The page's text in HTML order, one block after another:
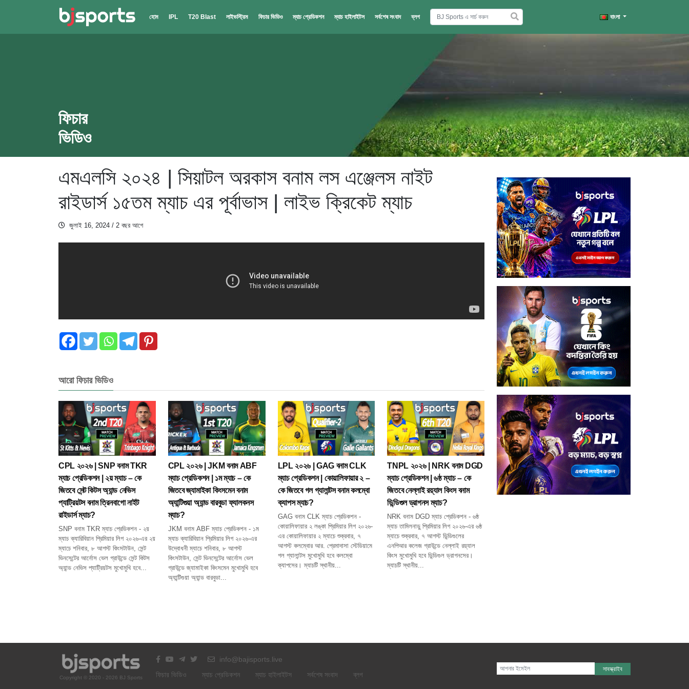
Skip to main content
হোম IPL T20 Blast লাইভস্ট্রিম ফিচার ভিডিও ম্যাচ প্রেডিকশন ম্যাচ হাইলাইটস সর্বশেষ সংবাদ ব্লগ বাংলা
ফিচার
ভিডিও
এমএলসি ২০২৪ | সিয়াটল অরকাস বনাম লস এঞ্জেলস নাইট
রাইডার্স ১৫তম ম্যাচ এর পূর্বাভাস | লাইভ ক্রিকেট ম্যাচ
জুলাই 16, 2024 / 2 বছর আগে
আরো ফিচার ভিডিও
CPL ২০২৬ | SNP বনাম TKR
ম্যাচ প্রেডিকশন | ২য় ম্যাচ – কে
জিতবে সেন্ট কিটস অ্যান্ড নেভিস
প্যাট্রিয়টস বনাম ত্রিনবাগো নাইট
রাইডার্স ম্যাচ?
SNP বনাম TKR ম্যাচ প্রেডিকশন - ২য়
ম্যাচ ক্যারিবিয়ান প্রিমিয়ার লিগ ২০২৬-এর ২য়
ম্যাচে শনিবার, ৮ আগস্ট কিংসটাউন, সেন্ট
ভিনসেন্টের আর্নোস ভেল গ্রাউন্ডে সেন্ট কিটস
অ্যান্ড নেভিস প্যাট্রিয়টস মুখোমুখি হবে...
CPL ২০২৬ | JKM বনাম ABF
ম্যাচ প্রেডিকশন | ১ম ম্যাচ – কে
জিতবে জ্যামাইকা কিংসমেন বনাম
অ্যান্টিগুয়া অ্যান্ড বারবুডা ফ্যালকনস
ম্যাচ?
JKM বনাম ABF ম্যাচ প্রেডিকশন - ১ম
ম্যাচ ক্যারিবিয়ান প্রিমিয়ার লিগ ২০২৬-এর
উদ্বোধনী ম্যাচে শনিবার, ৮ আগস্ট
কিংসটাউন, সেন্ট ভিনসেন্টের আর্নোস ভেল
গ্রাউন্ডে জ্যামাইকা কিংসমেন মুখোমুখি হবে
অ্যান্টিগুয়া অ্যান্ড বারবুডা...
LPL ২০২৬ | GAG বনাম CLK
ম্যাচ প্রেডিকশন | কোয়ালিফায়ার ২ –
কে জিতবে গল গ্যালান্টস বনাম কলম্বো
ক্যাপস ম্যাচ?
GAG বনাম CLK ম্যাচ প্রেডিকশন -
কোয়ালিফায়ার ২ লঙ্কা প্রিমিয়ার লিগ ২০২৬-
এর কোয়ালিফায়ার ২ ম্যাচে শুক্রবার, ৭
আগস্ট কলম্বোর আর. প্রেমাদাসা স্টেডিয়ামে
গল গ্যালান্টস মুখোমুখি হবে কলম্বো
ক্যাপসের। ম্যাচটি স্থানীয়...
TNPL ২০২৬ | NRK বনাম DGD
ম্যাচ প্রেডিকশন | ৬ষ্ঠ ম্যাচ – কে
জিতবে নেল্লাই রয়্যাল কিংস বনাম
ডিন্ডিগুল ড্রাগনস ম্যাচ?
NRK বনাম DGD ম্যাচ প্রেডিকশন - ৬ষ্ঠ
ম্যাচ তামিলনাড়ু প্রিমিয়ার লিগ ২০২৬-এর ৬ষ্ঠ
ম্যাচে শুক্রবার, ৭ আগস্ট ডিন্ডিগুলের
এনপিআর কলেজ গ্রাউন্ডে নেল্লাই রয়্যাল
কিংস মুখোমুখি হবে ডিন্ডিগুল ড্রাগনসের।
ম্যাচটি স্থানীয়...
Copyright © 2020 - 2026 BJ Sports
info@bajisports.live
ফিচার ভিডিও
ম্যাচ প্রেডিকশন ম্যাচ হাইলাইটস সর্বশেষ সংবাদ ব্লগ